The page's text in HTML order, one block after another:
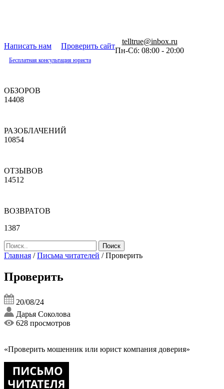
Написать нам Проверить сайт
telltrue@inbox.ru
Пн-Сб: 08:00 - 20:00
Бесплатная консультация юриста
ОБЗОРОВ
14408
РАЗОБЛАЧЕНИЙ
10854
ОТЗЫВОВ
14512
ВОЗВРАТОВ
1387
Главная /Письма читателей /Проверить
Проверить
20/08/24
Дарья Соколова
628 просмотров
«Проверить мошенник или юрист компания доверия»